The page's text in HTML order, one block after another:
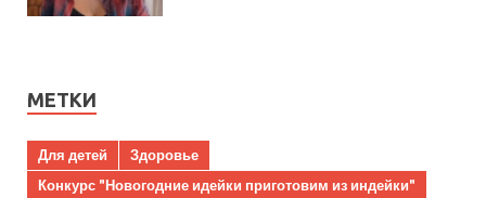
МЕТКИ
Для детей
Здоровье
Конкурс "Новогодние идейки приготовим из индейки"